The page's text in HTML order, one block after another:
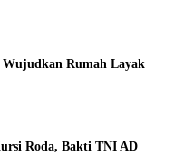
Rumah Layak
Roda, Bakti TNI AD